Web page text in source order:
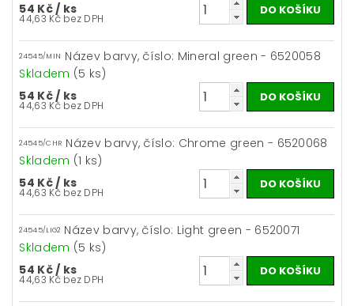
54 Kč/ ks
44,63 Kč bez DPH
24545/MIN Název barvy, číslo: Mineral green - 6520058
Skladem (5 ks)
54 Kč/ ks
44,63 Kč bez DPH
24545/CHR Název barvy, číslo: Chrome green - 6520068
Skladem (1 ks)
54 Kč/ ks
44,63 Kč bez DPH
24545/LIG2 Název barvy, číslo: Light green - 6520071
Skladem (5 ks)
54 Kč/ ks
44,63 Kč bez DPH